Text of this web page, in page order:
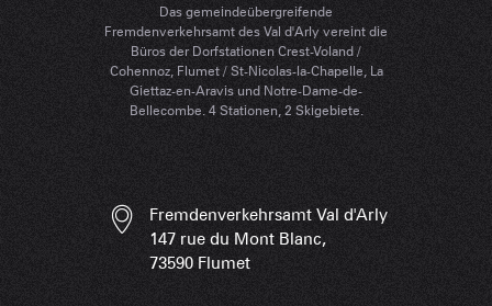
Das gemeindeübergreifende
Fremdenverkehrsamt des Val d'Arly vereint die
Büros der Dorfstationen Crest-Voland /
Cohennoz, Flumet / St-Nicolas-la-Chapelle, La
Giettaz-en-Aravis und Notre-Dame-de-
Bellecombe. 4 Stationen, 2 Skigebiete.
Fremdenverkehrsamt Val d'Arly
147 rue du Mont Blanc,
73590 Flumet